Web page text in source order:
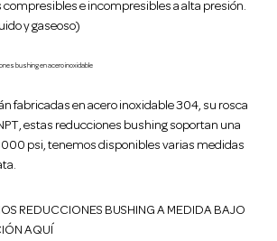
compresibles e incompresibles a alta presión.
y gaseoso)
bushing en acero inoxidable
fabricadas en acero inoxidable 304, su rosca
estas reducciones bushing soportan una
psi, tenemos disponibles varias medidas
REDUCCIONES BUSHING A MEDIDA BAJO
AQUÍ